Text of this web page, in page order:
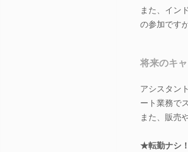
また、イン
の参加です
将来のキ
アシスタン
ート業務で
また、販売
★転勤ナシ